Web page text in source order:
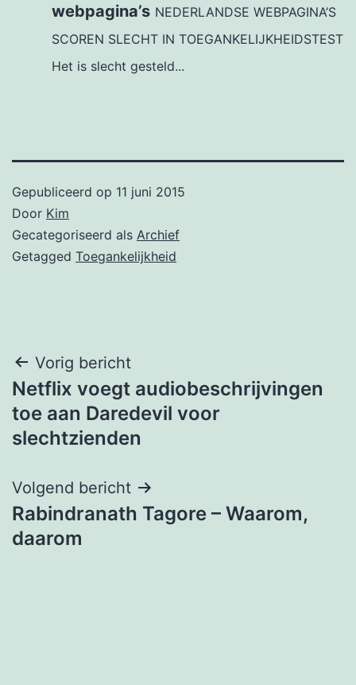
webpagina’s NEDERLANDSE WEBPAGINA’S
SCOREN SLECHT IN TOEGANKELIJKHEIDSTEST
Het is slecht gesteld...
Gepubliceerd op 11 juni 2015
Door Kim
Gecategoriseerd als Archief
Getagged Toegankelijkheid
Bericht
navigatie
Vorig bericht
Netflix voegt audiobeschrijvingen
toe aan Daredevil voor
slechtzienden
Volgend bericht
Rabindranath Tagore – Waarom,
daarom